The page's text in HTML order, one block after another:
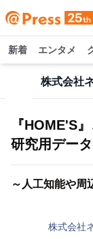
新着 エンタメ
株式会社
『HOME'S
研究用デー
～人工知能や周
株式会社